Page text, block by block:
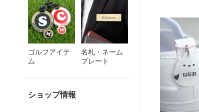
ゴルフアイテ
ム
名札・ネーム
プレート
ショップ情報